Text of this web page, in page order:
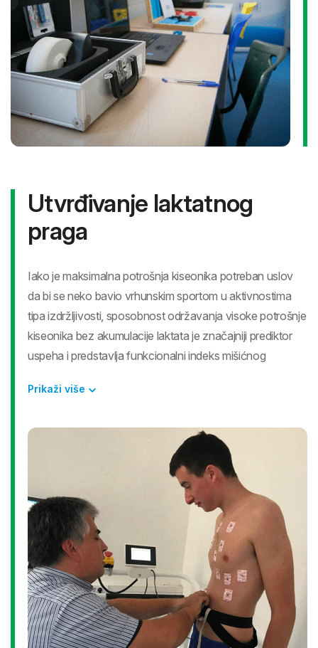
Brzinu je moguće meriti na deonicama od 5, 10, 20
metara (u laboratorijskim uslovima), i na 40, 60 i 100
metara (u terenskim uslovima).
Agilnost je moguće meriti primenom testova: 505 agility
test, T-test, Pro-agility test, itd.
Utvrđivanje laktatnog
praga
Iako je maksimalna potrošnja kiseonika potreban uslov
da bi se neko bavio vrhunskim sportom u aktivnostima
tipa izdržljivosti, sposobnost održavanja visoke potrošnje
kiseonika bez akumulacije laktata je značajniji prediktor
uspeha i predstavlja funkcionalni indeks mišićnog
rada nakon koga koncentracija laktata u krvi počinje
dešava kasnije, odnosno na većem intenzitetu rada, jesu
Protokol testiranja podrazumeva primenu nekoliko
nivoa opterećenja sa uzimanjem uzorka krvi na kraju
svakog nivoa, i utvrđivanjem količine laktata u
uzorku krvi pomoću laktat analizatora. Uzorci krvi se
uzimaju iz jagodice prsta ili resice uha. Testovi se
izvode na LODE traci za trčanje, primenom protokola
koji se sastoji iz 5-7 nivoa. Svaki nivo traje oko 3-5
minuta. Pauza između nivoa traje 20-30 sekundi,
Prikaži više